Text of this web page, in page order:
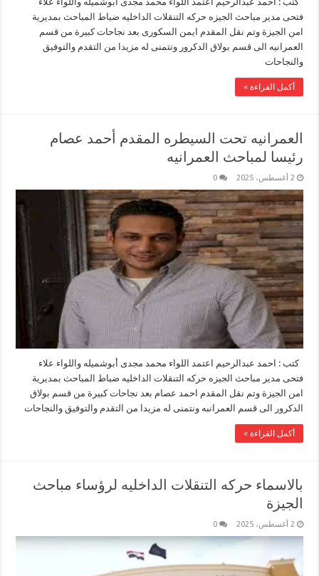
فتحى مدير مباحث الجيزه حركه التنقلات الداخليه ضباط المباحث بمديرية
امن الجيزة وتم نقل المقدم ايمن السكورى بعد نجاحات كبيرة من قسم
العمرانيه الى قسم بولاق الدكرور ونتمنى له مزيدا من التقدم والتوفيق
والنجاحات
أكمل القراءة »
العمرانيه تحت السيطره المقدم أحمد عصام
رئيسا لمباحث العمرانيه
2 أغسطس، 2025 0
كتب : احمد عبدالرحيم اعتمد اللواء محمد مجدى أبوشميله واللواء علاء
فتحى مدير مباحث الجيزه حركه التنقلات الداخليه ضباط المباحث بمديرية
امن الجيزة وتم نقل المقدم احمد عصام بعد نجاحات كبيرة من قسم بولاق
الدكرور الى قسم العمرانبه ونتمنى له مزيدا من التقدم والتوفيق والنجاحات
أكمل القراءة »
بالاسماء حركه التنقلات الداخليه لرؤساء مباحث
الجيزة
2 أغسطس، 2025 0